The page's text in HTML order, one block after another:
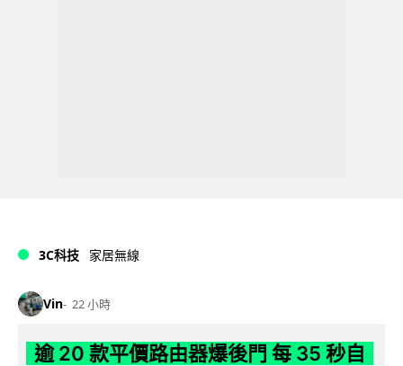
3C科技 家居無線
Vin 22 小時
逾 20 款平價路由器爆後門 每 35 秒自